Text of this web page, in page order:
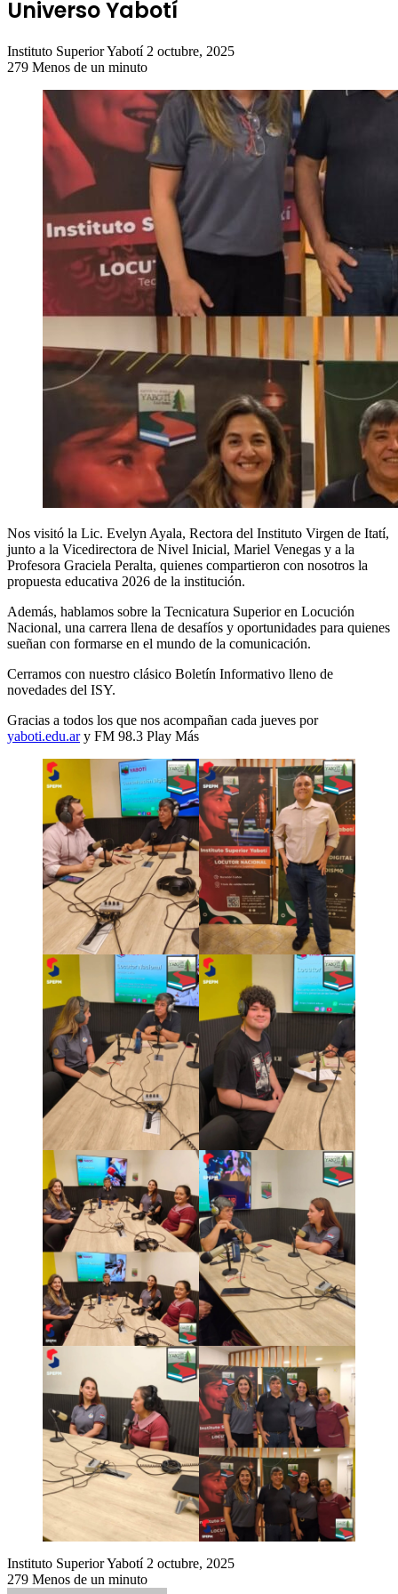
Universo Yabotí
Instituto Superior Yabotí Send
an
2 octubre, 2025
279 Menos de un minuto
Nos visitó la Lic. Evelyn Ayala, Rectora del Instituto Virgen de Itatí,
junto a la Vicedirectora de Nivel Inicial, Mariel Venegas y a la
Profesora Graciela Peralta, quienes compartieron con nosotros la
propuesta educativa 2026 de la institución.
Además, hablamos sobre la Tecnicatura Superior en Locución
Nacional, una carrera llena de desafíos y oportunidades para quienes
sueñan con formarse en el mundo de la comunicación.
Cerramos con nuestro clásico Boletín Informativo lleno de
novedades del ISY.
Gracias a todos los que nos acompañan cada jueves por
yaboti.edu.ary FM 98.3 Play Más
Instituto Superior Yabotí Send
an
2 octubre, 2025
279 Menos de un minuto